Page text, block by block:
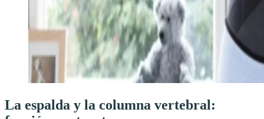
La espalda y la columna vertebral: